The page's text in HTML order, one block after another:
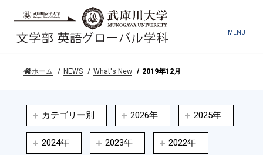
MENU
ホーム NEWS What's New 2019年12月
カテゴリー別 2026年 2025年
2024年 2023年 2022年